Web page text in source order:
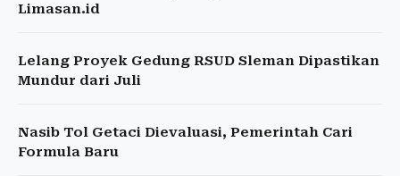
Limasan.id
Lelang Proyek Gedung RSUD Sleman Dipastikan
Mundur dari Juli
Nasib Tol Getaci Dievaluasi, Pemerintah Cari
Formula Baru